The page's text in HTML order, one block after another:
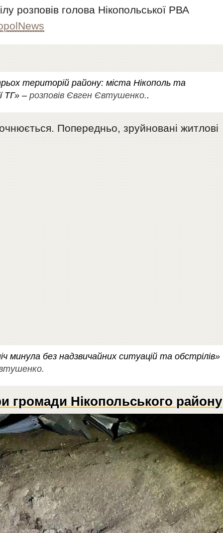
розповів голова Нікопольської РВА
територій району: міста Нікополь та
ТГ» –розповів Євген Євтушенко..
Попередньо, зруйновані житлові
минула без надзвичайних ситуацій та обстрілів»
громади Нікопольського району